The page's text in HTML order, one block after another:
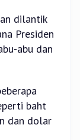
dilantik
Presiden
abu dan
baht
dan dolar